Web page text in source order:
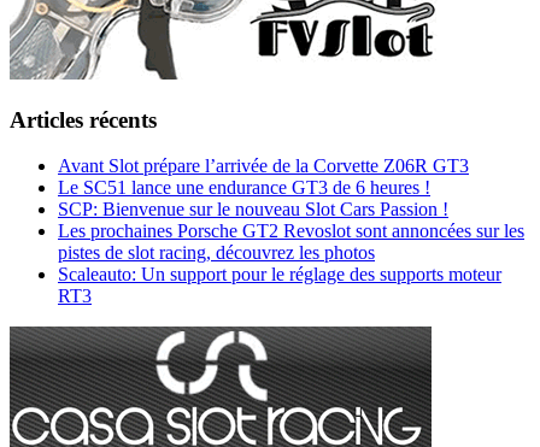
Articles récents
Avant Slot prépare l’arrivée de la Corvette Z06R GT3
Le SC51 lance une endurance GT3 de 6 heures !
SCP: Bienvenue sur le nouveau Slot Cars Passion !
Les prochaines Porsche GT2 Revoslot sont annoncées sur les
pistes de slot racing, découvrez les photos
Scaleauto: Un support pour le réglage des supports moteur
RT3